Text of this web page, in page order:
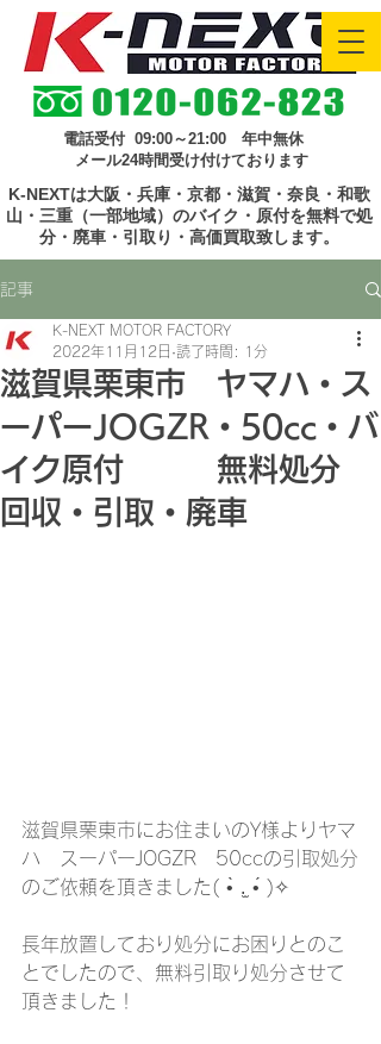
K-NEXTは大阪・兵庫・京都・滋賀・奈良・和歌
山・三重（一部地域）のバイク・原付を無料で処
分・廃車・引取り・高価買取致します。
電話受付 09:00～21:00 年中無休
メール24時間受け付けております
記事
滋賀県栗東市 ヤマハ・ス
ーパーJOGZR・50cc・バ
イク原付 無料処分
回収・引取・廃車
K-NEXT MOTOR FACTORY
2022年11月12日 読了時間: 1分
滋賀県栗東市にお住まいのY様よりヤマ
ハ　スーパーJOGZR　50ccの引取処分
のご依頼を頂きました( •̀ .̫ •́ )✧
長年放置しており処分にお困りとのこ
とでしたので、無料引取り処分させて
頂きました！